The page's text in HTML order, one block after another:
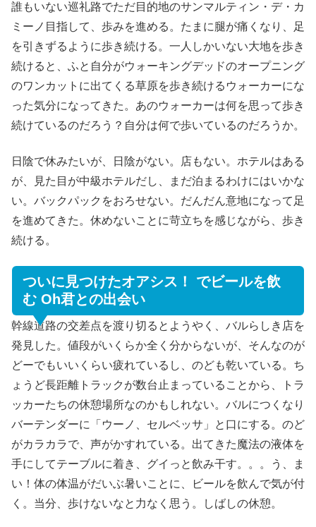
誰もいない巡礼路でただ目的地のサンマルティン・デ・カ
ミーノ目指して、歩みを進める。たまに腿が痛くなり、足
を引きずるように歩き続ける。一人しかいない大地を歩き
続けると、ふと自分がウォーキングデッドのオープニング
のワンカットに出てくる草原を歩き続けるウォーカーにな
った気分になってきた。あのウォーカーは何を思って歩き
続けているのだろう？自分は何で歩いているのだろうか。
日陰で休みたいが、日陰がない。店もない。ホテルはある
が、見た目が中級ホテルだし、まだ泊まるわけにはいかな
い。バックパックをおろせない。だんだん意地になって足
を進めてきた。休めないことに苛立ちを感じながら、歩き
続ける。
ついに見つけたオアシス！ でビールを飲
む Oh君との出会い
幹線道路の交差点を渡り切るとようやく、バルらしき店を
発見した。値段がいくらか全く分からないが、そんなのが
どーでもいいくらい疲れているし、のども乾いている。ち
ょうど長距離トラックが数台止まっていることから、トラ
ッカーたちの休憩場所なのかもしれない。バルにつくなり
バーテンダーに「ウーノ、セルベッサ」と口にする。のど
がカラカラで、声がかすれている。出てきた魔法の液体を
手にしてテーブルに着き、グイっと飲み干す。。。う、ま
い！体の体温がだいぶ暑いことに、ビールを飲んで気が付
く。当分、歩けないなと力なく思う。しばしの休憩。